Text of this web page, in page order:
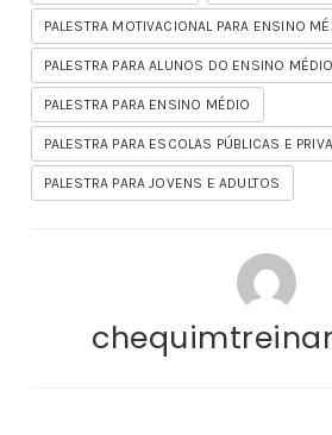
PALESTRA MOTIVACIONAL PARA ENSINO
PALESTRA PARA ALUNOS DO ENSINO MÉDIO
PALESTRA PARA ENSINO MÉDIO
PALESTRA PARA ESCOLAS PÚBLICAS E
PALESTRA PARA JOVENS E ADULTOS